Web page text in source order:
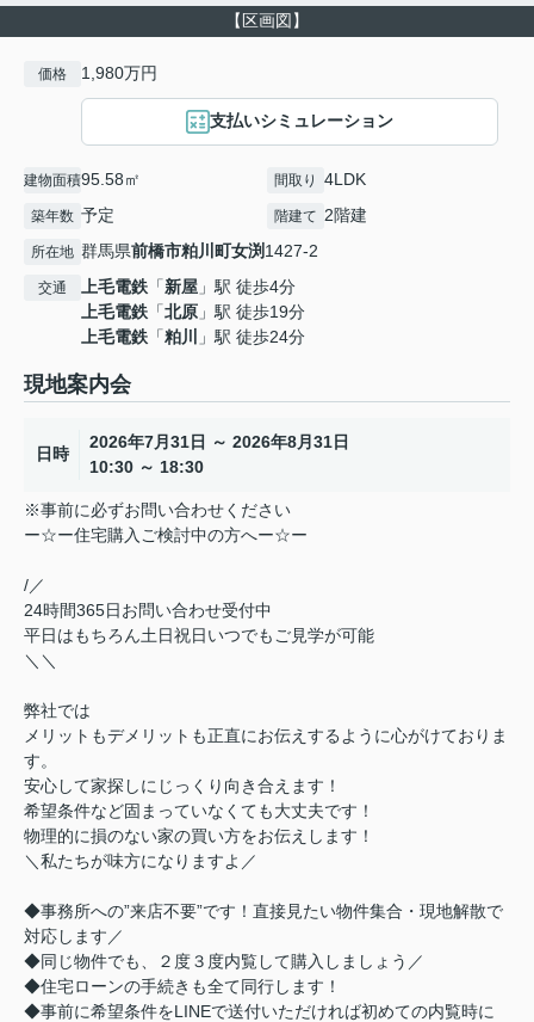
【区画図】
価格 1,980万円
支払いシミュレーション
建物面積95.58㎡ 間取り 4LDK
築年数 予定 階建て 2階建
所在地 群馬県前橋市粕川町女渕1427-2
交通 上毛電鉄 「新屋 」駅 徒歩4分
上毛電鉄 「北原 」駅 徒歩19分
上毛電鉄 「粕川 」駅 徒歩24分
現地案内会
日時
2026年7月31日 ～ 2026年8月31日
10:30 ～ 18:30
※事前に必ずお問い合わせください
ー☆ー住宅購入ご検討中の方へー☆ー
/／
24時間365日お問い合わせ受付中
平日はもちろん土日祝日いつでもご見学が可能
＼＼
弊社では
メリットもデメリットも正直にお伝えするように心がけておりま
す。
安心して家探しにじっくり向き合えます！
希望条件など固まっていなくても大丈夫です！
物理的に損のない家の買い方をお伝えします！
＼私たちが味方になりますよ／
◆事務所への”来店不要”です！直接見たい物件集合・現地解散で
対応します／
◆同じ物件でも、２度３度内覧して購入しましょう／
◆住宅ローンの手続きも全て同行します！
◆事前に希望条件をLINEで送付いただければ初めての内覧時に